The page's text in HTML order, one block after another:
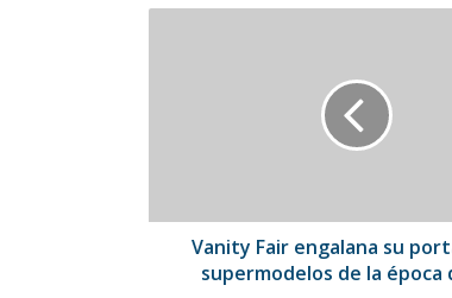
la
épocaVanity Fair engalana su
supermodelos de la época